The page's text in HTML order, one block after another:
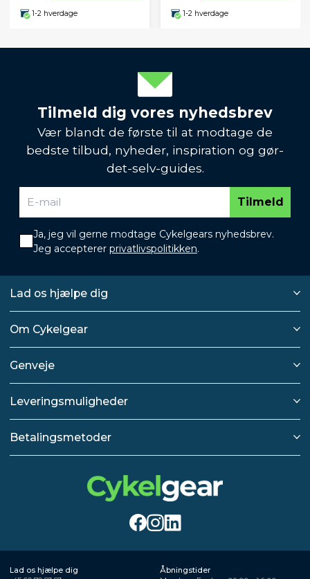
1-2 hverdage 1-2 hverdage
Tilmeld dig vores nyhedsbrev
Vær blandt de første til at modtage de
bedste tilbud, nyheder, inspiration og gør-
det-selv-guides.
Tilmeld
Ja, jeg vil gerne modtage Cykelgears nyhedsbrev.
Jeg accepterer privatlivspolitikken.
Lad os hjælpe dig
Om Cykelgear
Genveje
Leveringsmuligheder
Betalingsmetoder
Lad os hjælpe dig
Åbningstider